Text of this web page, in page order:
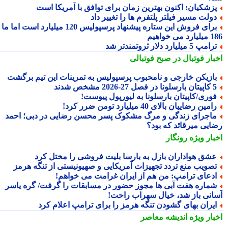
اکنون بهترین زمان برای توافق با آمریکا است
مسیر فیلتر پلتفرم ها را تغییر داد
برای فروش این ستاره پیشنهاد پرسپولیس 120 میلیارد است اما ما
5 میلیارد دلار ثروتمندتر شد
فوتبال در صبح فوتبالی
خارجی و نامحبوب پرسپولیس به تمرینات این تیم برگشت
کاپیتان بارسلونا به لیورپول پیوست!
رضاییان بالای 40 میلیارد تومن ضرر کرد!
زندگی و مرگ مشکوک پسر محسن رضایی در دبی؛ احمد
میرقائد که بود؟
ویژهرونگار
هواداران بازل به بارسا بلیت فروشی را مختل کرد
منع تردد تجهیزات آمریکایی و صهیونیستی از تنگه هرمز
ترامپ: من هم از ایران غرامت می خواهم!
هفت آبی ها مجوز حضور در مسابقات را گرفت/ گره یاسر
باز شد، خیال سهراب راحت!
بهای گشودن تنگه هرمز را برای ترامپ اعلام کرد
ویژهاندیشه معاصر